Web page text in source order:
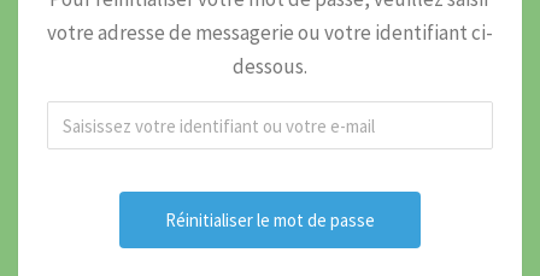
votre adresse de messagerie ou votre identifiant ci-
dessous.